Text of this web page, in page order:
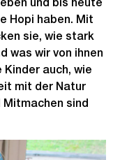
Hopi haben. Mit
sie, wie stark
was wir von ihnen
auch, wie
mit der Natur
Mitmachen sind